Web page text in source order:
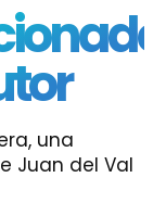
una
Juan del Val